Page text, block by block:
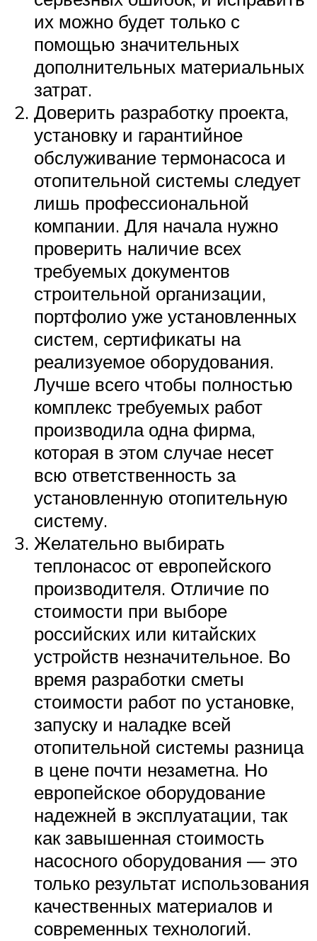
их можно будет только с
помощью значительных
дополнительных материальных
затрат.
Доверить разработку проекта,
установку и гарантийное
обслуживание термонасоса и
отопительной системы следует
лишь профессиональной
компании. Для начала нужно
проверить наличие всех
требуемых документов
строительной организации,
портфолио уже установленных
систем, сертификаты на
реализуемое оборудования.
Лучше всего чтобы полностью
комплекс требуемых работ
производила одна фирма,
которая в этом случае несет
всю ответственность за
установленную отопительную
систему.
Желательно выбирать
теплонасос от европейского
производителя. Отличие по
стоимости при выборе
российских или китайских
устройств незначительное. Во
время разработки сметы
стоимости работ по установке,
запуску и наладке всей
отопительной системы разница
в цене почти незаметна. Но
европейское оборудование
надежней в эксплуатации, так
как завышенная стоимость
насосного оборудования — это
только результат использования
качественных материалов и
современных технологий.